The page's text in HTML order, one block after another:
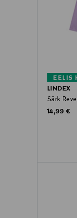
EELIS
LINDEX
Särk
Original
14,99 €